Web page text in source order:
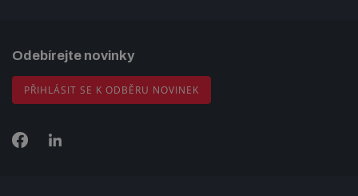
Odebírejte novinky
PŘIHLÁSIT SE K ODBĚRU NOVINEK